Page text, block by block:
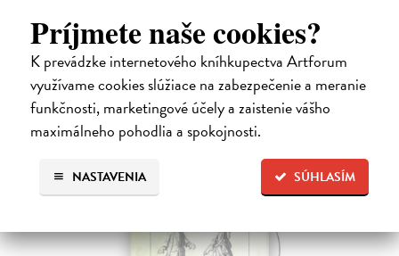
Príjmete naše cookies?
K prevádzke internetového kníhkupectva Artforum
využívame cookies slúžiace na zabezpečenie a meranie
funkčnosti, marketingové účely a zaistenie vášho
maximálneho pohodlia a spokojnosti.
SÚHLASÍM
NASTAVENIA
13,00 €